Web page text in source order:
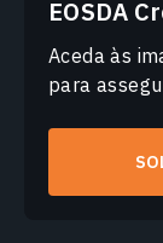
EOSDA
Aceda às
para